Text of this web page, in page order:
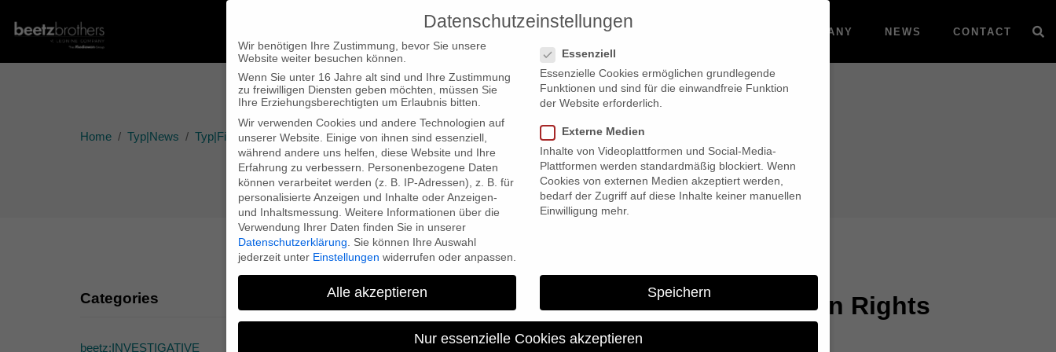
PRODUCTIONS COMPANY NEWS CONTACT
Home Typ|News Typ|Filmnews “Herbstgold” beim Fast Forward Human Rights Festival
“Herbstgold” beim Fast Forward Human Rights
Festival
Categories
beetz:INVESTIGATIVE
Datenschutzeinstellungen
Wir benötigen Ihre Zustimmung, bevor Sie unsere
Website weiter besuchen können.
Wenn Sie unter 16 Jahre alt sind und Ihre Zustimmung
zu freiwilligen Diensten geben möchten, müssen Sie
Ihre Erziehungsberechtigten um Erlaubnis bitten.
Wir verwenden Cookies und andere Technologien auf
unserer Website. Einige von ihnen sind essenziell,
während andere uns helfen, diese Website und Ihre
Erfahrung zu verbessern.
Personenbezogene Daten
können verarbeitet werden (z. B. IP-Adressen), z. B. für
personalisierte Anzeigen und Inhalte oder Anzeigen-
und Inhaltsmessung. Weitere Informationen über die
Verwendung Ihrer Daten finden Sie in unserer
Datenschutzerklärung
Sie können Ihre Auswahl
jederzeit unter Einstellungen widerrufen oder anpassen.
Essenziell
Essenzielle Cookies ermöglichen grundlegende
Funktionen und sind für die einwandfreie Funktion
der Website erforderlich.
Externe Medien
Inhalte von Videoplattformen und Social-Media-
Plattformen werden standardmäßig blockiert. Wenn
Cookies von externen Medien akzeptiert werden,
bedarf der Zugriff auf diese Inhalte keiner manuellen
Einwilligung mehr.
Alle akzeptieren Speichern
Nur essenzielle Cookies akzeptieren